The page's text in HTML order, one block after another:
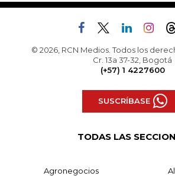
© 2026, RCN Medios. Todos los
Cr. 13a 37-32, Bogotá
(+57) 1 4227600
SUSCRÍBASE
TODAS LAS
Agronegocios